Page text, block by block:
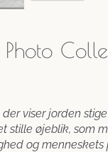
viser jorden
stille øjeblik, som
og menneskets